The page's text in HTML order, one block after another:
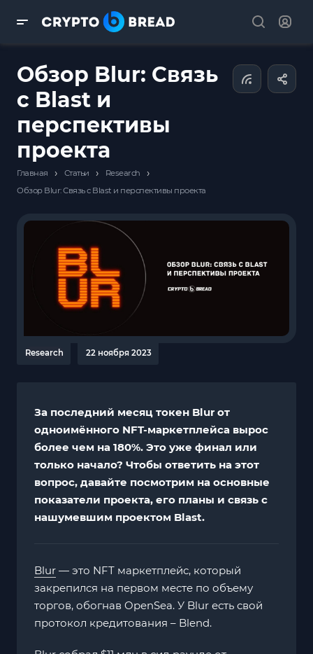
Обзор Blur: Связь
с Blast и
перспективы
проекта
Главная › Статьи › Research ›
Обзор Blur: Связь с Blast и перспективы проекта
Research 22 ноября 2023
За последний месяц токен Blur от
одноимённого NFT-маркетплейса вырос
более чем на 180%. Это уже финал или
только начало? Чтобы ответить на этот
вопрос, давайте посмотрим на основные
показатели проекта, его планы и связь с
нашумевшим проектом Blast.
Blur — это NFT маркетплейс, который
закрепился на первом месте по объему
торгов, обогнав OpenSea. У Blur есть свой
протокол кредитования – Blend.